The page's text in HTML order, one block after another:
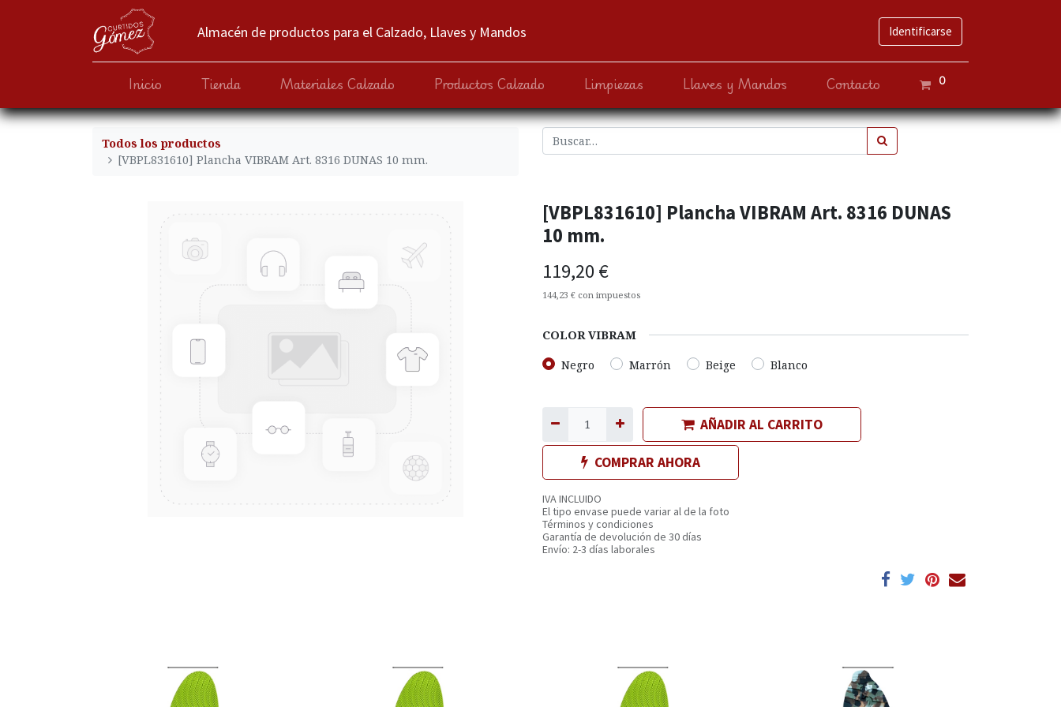
Almacén de productos para el Calzado, Llaves y Mandos Identificarse
Inicio Tienda Materiales Calzado Productos Calzado Limpiezas Llaves y Mandos Contacto 0
Todos los productos
[VBPL831610] Plancha VIBRAM Art. 8316 DUNAS 10 mm.
[VBPL831610] Plancha VIBRAM Art. 8316 DUNAS
10 mm.
119,20 €
144,23 € con impuestos
COLOR VIBRAM
Negro
Marrón Beige Blanco
AÑADIR AL CARRITO
COMPRAR AHORA
IVA INCLUIDO
El tipo envase puede variar al de la foto
Términos y condiciones
Garantía de devolución de 30 días
Envío: 2-3 días laborales